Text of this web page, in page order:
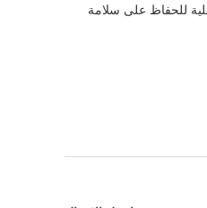
للحفاظ على سلامة